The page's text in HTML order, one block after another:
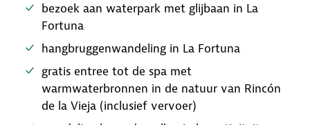
bezoek aan waterpark met glijbaan in La
Fortuna
hangbruggenwandeling in La Fortuna
gratis entree tot de spa met
warmwaterbronnen in de natuur van Rincón
de la Vieja (inclusief vervoer)